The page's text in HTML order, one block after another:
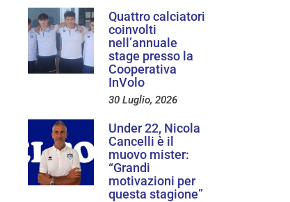
Quattro calciatori
coinvolti
nell’annuale
stage presso la
Cooperativa
InVolo
30 Luglio, 2026
Under 22, Nicola
Cancelli è il
muovo mister:
“Grandi
motivazioni per
questa stagione”